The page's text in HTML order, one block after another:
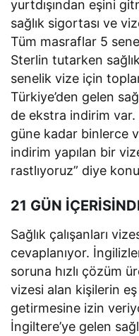
yurtdışından eşini
sağlık sigortası ve
Tüm masraflar 5
Sterlin tutarken
senelik vize için
Türkiye’den gelen
de ekstra indirim
güne kadar binlerce
indirim yapılan bir
rastlıyoruz” diye
21 GÜN
Sağlık çalışanları
cevaplanıyor.
soruna hızlı çözüm
vizesi alan kişilerin eş
getirmesine izin
İngiltere’ye gelen